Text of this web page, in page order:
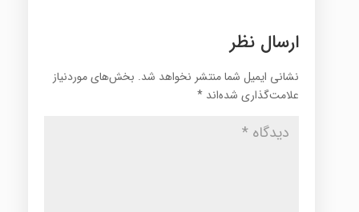
ارسال نظر
نشانی ایمیل شما منتشر نخواهد شد. بخش‌های موردنیاز
علامت‌گذاری شده‌اند *